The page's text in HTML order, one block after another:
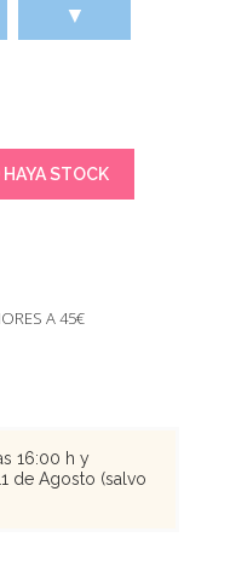
▼
STOCK
A 45€
16:00 h y
de Agosto (salvo